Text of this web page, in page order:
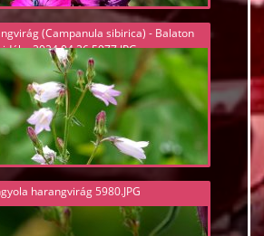
(Campanula sibirica) - Balaton
- 2024.04.26 5977.JPG
harangvirág 5980.JPG